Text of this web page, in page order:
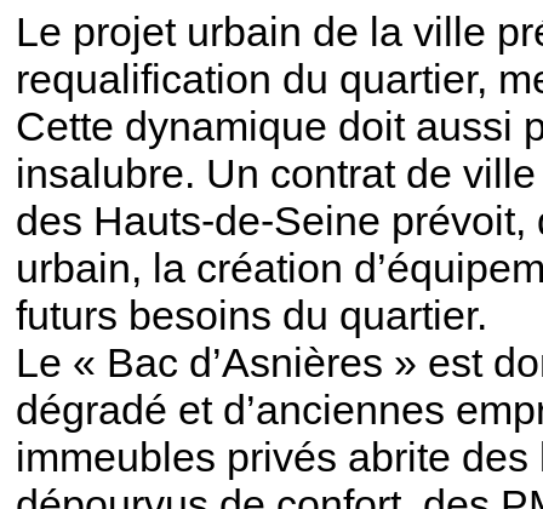
Le projet urbain de la ville
requalification du quartier,
Cette dynamique doit aussi
insalubre. Un contrat de
des Hauts-de-Seine
urbain, la création
futurs besoins du quartier.
Le « Bac d’Asnières » est
dégradé et d’anciennes
immeubles privés abrite